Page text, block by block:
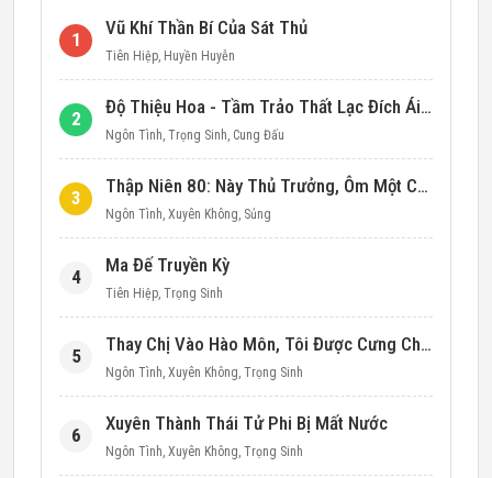
1
Vũ Khí Thần Bí Của Sát Thủ
Tiên Hiệp, Huyền Huyễn
2
Độ Thiệu Hoa - Tầm Trảo Thất Lạc Đích Ái Tình
Ngôn Tình, Trọng Sinh, Cung Đấu
3
Thập Niên 80: Này Thủ Trưởng, Ôm Một Cái Đi!
Ngôn Tình, Xuyên Không, Sủng
4
Ma Đế Truyền Kỳ
Tiên Hiệp, Trọng Sinh
5
Thay Chị Vào Hào Môn, Tôi Được Cưng Chiều Hết Mực (Thập Niên 90)
Ngôn Tình, Xuyên Không, Trọng Sinh
6
Xuyên Thành Thái Tử Phi Bị Mất Nước
Ngôn Tình, Xuyên Không, Trọng Sinh